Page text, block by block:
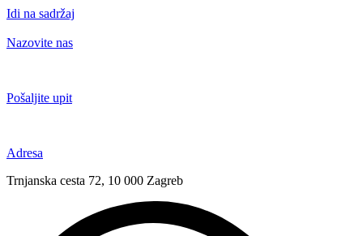
Idi na sadržaj
Nazovite nas
Pošaljite upit
Adresa
Trnjanska cesta 72, 10 000 Zagreb